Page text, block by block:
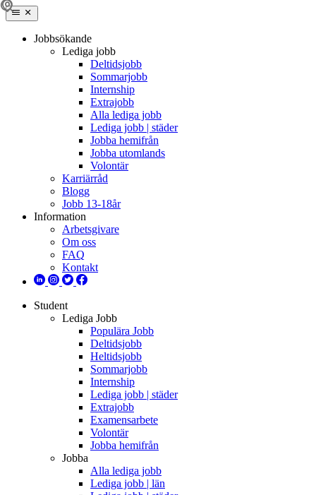
Jobbsökande
Lediga jobb
Deltidsjobb
Sommarjobb
Internship
Extrajobb
Alla lediga jobb
Lediga jobb | städer
Jobba hemifrån
Jobba utomlands
Volontär
Karriärråd
Blogg
Jobb 13-18år
Information
Arbetsgivare
Om oss
FAQ
Kontakt
Student
Lediga Jobb
Populära Jobb
Deltidsjobb
Heltidsjobb
Sommarjobb
Internship
Lediga jobb | städer
Extrajobb
Examensarbete
Volontär
Jobba hemifrån
Jobba
Alla lediga jobb
Lediga jobb | län